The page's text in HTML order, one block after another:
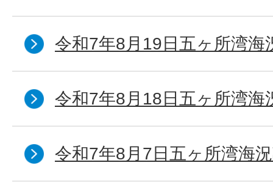
令和7年8月19日五ヶ所湾海
令和7年8月18日五ヶ所湾海
令和7年8月7日五ヶ所湾海